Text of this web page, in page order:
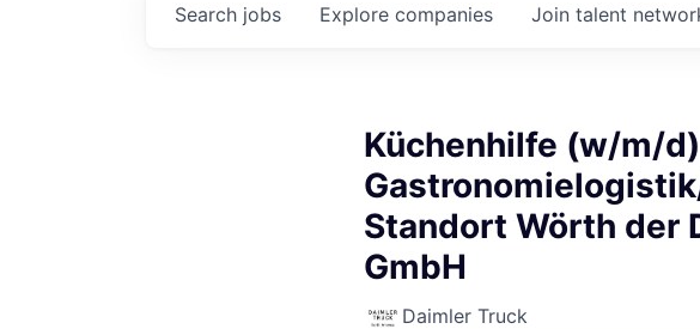
Search jobs Explore companies Join talent
Küchenhilfe (w/m/
Standort Wörth der
GmbH
Daimler Truck